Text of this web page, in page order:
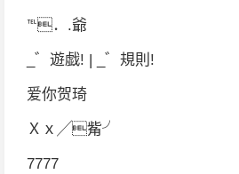
℡．.爺
_゛遊戯! | _゛規則!
爱你贺琦
Ｘｘ╱觜╯
7777